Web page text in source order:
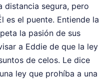
distancia segura, pero
es el puente. Entiende la
la pasión de sus
a Eddie de que la ley
de celos. Le dice
ley que prohíba a una